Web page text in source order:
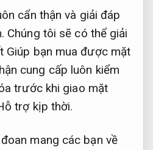
cẩn thận và giải đáp
Chúng tôi sẽ có thể giải
Giúp bạn mua được mặt
cung cấp luôn kiểm
trước khi giao mặt
trợ kịp thời.
mang các bạn về